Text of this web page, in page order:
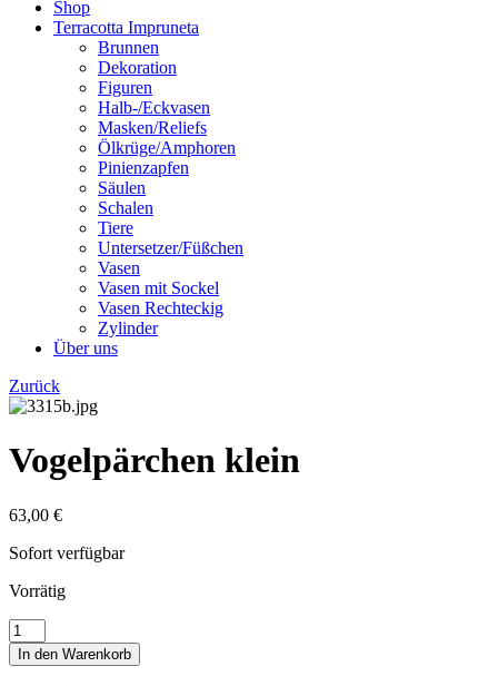
Shop
Terracotta Impruneta
Brunnen
Dekoration
Figuren
Halb-/Eckvasen
Masken/Reliefs
Ölkrüge/Amphoren
Pinienzapfen
Säulen
Schalen
Tiere
Untersetzer/Füßchen
Vasen
Vasen mit Sockel
Vasen Rechteckig
Zylinder
Über uns
Zurück
Vogelpärchen klein
63,00 €
Sofort verfügbar
Vorrätig
Vogelpärchen
klein
Menge
In den Warenkorb